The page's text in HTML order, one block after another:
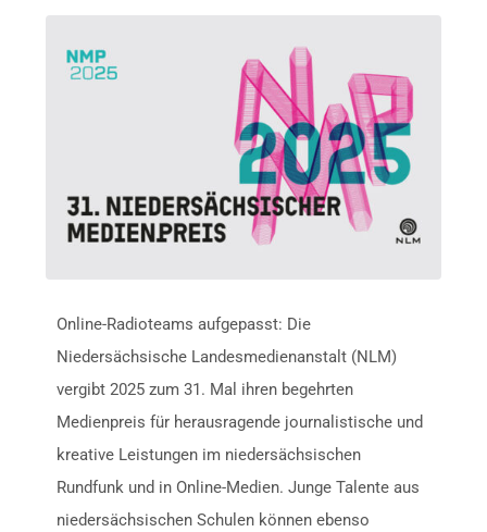
Online-Radioteams aufgepasst: Die
Niedersächsische Landesmedienanstalt (NLM)
vergibt 2025 zum 31. Mal ihren begehrten
Medienpreis für herausragende journalistische und
kreative Leistungen im niedersächsischen
Rundfunk und in Online-Medien. Junge Talente aus
niedersächsischen Schulen können ebenso